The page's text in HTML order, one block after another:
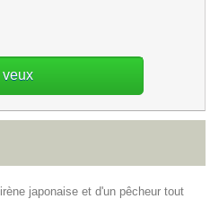
veux
japonaise et d'un pêcheur tout